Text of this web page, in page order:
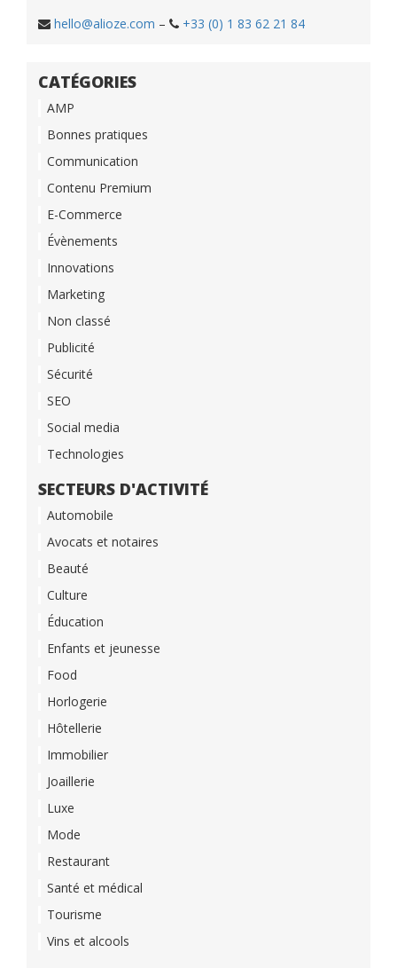
hello@alioze.com – +33 (0) 1 83 62 21 84
CATÉGORIES
AMP
Bonnes pratiques
Communication
Contenu Premium
E-Commerce
Évènements
Innovations
Marketing
Non classé
Publicité
Sécurité
SEO
Social media
Technologies
SECTEURS D'ACTIVITÉ
Automobile
Avocats et notaires
Beauté
Culture
Éducation
Enfants et jeunesse
Food
Horlogerie
Hôtellerie
Immobilier
Joaillerie
Luxe
Mode
Restaurant
Santé et médical
Tourisme
Vins et alcools